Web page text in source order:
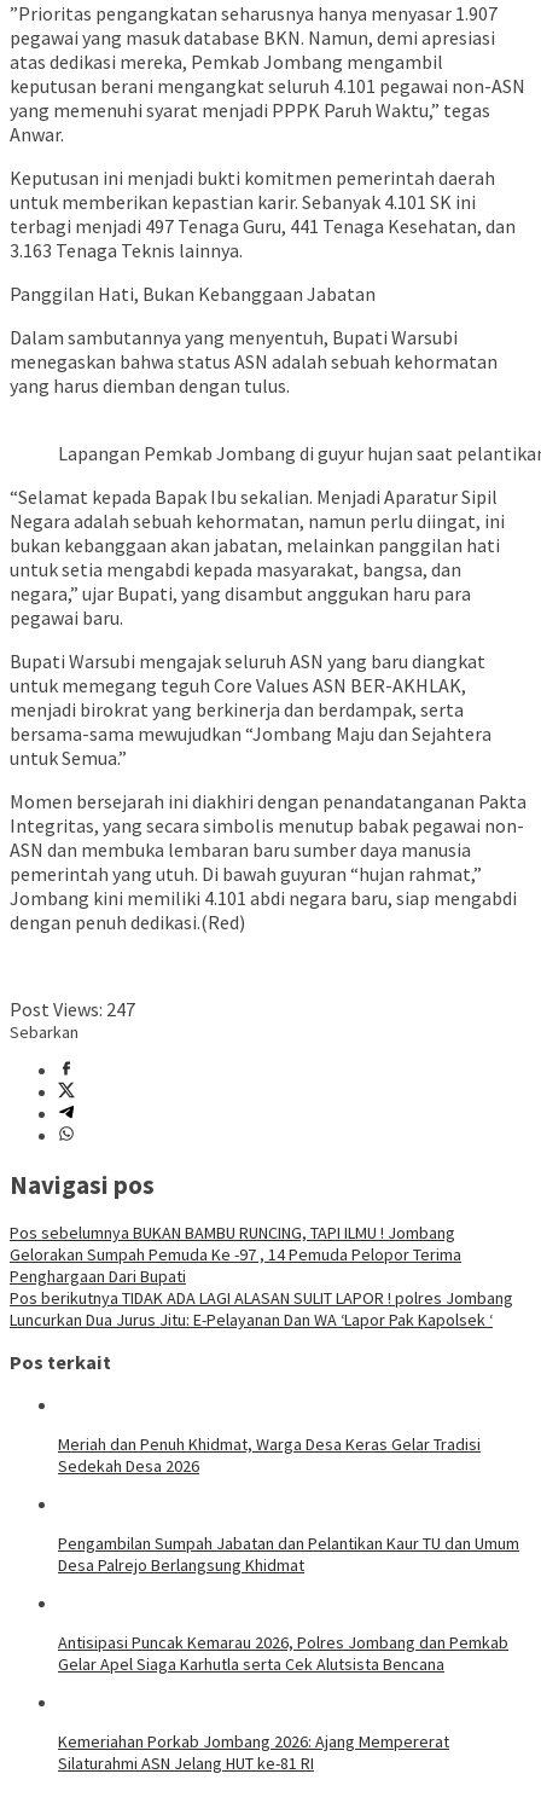
​”Prioritas pengangkatan seharusnya hanya menyasar 1.907
pegawai yang masuk database BKN. Namun, demi apresiasi
atas dedikasi mereka, Pemkab Jombang mengambil
keputusan berani mengangkat seluruh 4.101 pegawai non-ASN
yang memenuhi syarat menjadi PPPK Paruh Waktu,” tegas
Anwar.
​Keputusan ini menjadi bukti komitmen pemerintah daerah
untuk memberikan kepastian karir. Sebanyak 4.101 SK ini
terbagi menjadi 497 Tenaga Guru, 441 Tenaga Kesehatan, dan
3.163 Tenaga Teknis lainnya.
​Panggilan Hati, Bukan Kebanggaan Jabatan
​Dalam sambutannya yang menyentuh, Bupati Warsubi
menegaskan bahwa status ASN adalah sebuah kehormatan
yang harus diemban dengan tulus.
Lapangan Pemkab Jombang di guyur hujan saat
​“Selamat kepada Bapak Ibu sekalian. Menjadi Aparatur Sipil
Negara adalah sebuah kehormatan, namun perlu diingat, ini
bukan kebanggaan akan jabatan, melainkan panggilan hati
untuk setia mengabdi kepada masyarakat, bangsa, dan
negara,” ujar Bupati, yang disambut anggukan haru para
pegawai baru.
​Bupati Warsubi mengajak seluruh ASN yang baru diangkat
untuk memegang teguh Core Values ASN BER-AKHLAK,
menjadi birokrat yang berkinerja dan berdampak, serta
bersama-sama mewujudkan “Jombang Maju dan Sejahtera
untuk Semua.”
​Momen bersejarah ini diakhiri dengan penandatanganan Pakta
Integritas, yang secara simbolis menutup babak pegawai non-
ASN dan membuka lembaran baru sumber daya manusia
pemerintah yang utuh. Di bawah guyuran “hujan rahmat,”
Jombang kini memiliki 4.101 abdi negara baru, siap mengabdi
dengan penuh dedikasi.(Red)
Post Views: 247
Sebarkan
Navigasi pos
Pos sebelumnya BUKAN BAMBU RUNCING, TAPI ILMU ! Jombang
Gelorakan Sumpah Pemuda Ke -97 , 14 Pemuda Pelopor Terima
Penghargaan Dari Bupati
Pos berikutnya TIDAK ADA LAGI ALASAN SULIT LAPOR ! polres Jombang
Luncurkan Dua Jurus Jitu: E-Pelayanan Dan WA ‘Lapor Pak Kapolsek ‘
Pos terkait
Meriah dan Penuh Khidmat, Warga Desa Keras Gelar Tradisi
Sedekah Desa 2026
Pengambilan Sumpah Jabatan dan Pelantikan Kaur TU dan Umum
Desa Palrejo Berlangsung Khidmat
Antisipasi Puncak Kemarau 2026, Polres Jombang dan Pemkab
Gelar Apel Siaga Karhutla serta Cek Alutsista Bencana
Kemeriahan Porkab Jombang 2026: Ajang Mempererat
Silaturahmi ASN Jelang HUT ke-81 RI